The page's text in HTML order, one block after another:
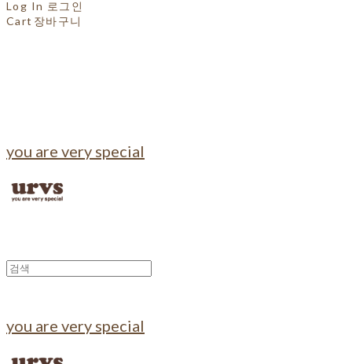
Log In 로그인
Cart 장바구니
you are very special
you are very special